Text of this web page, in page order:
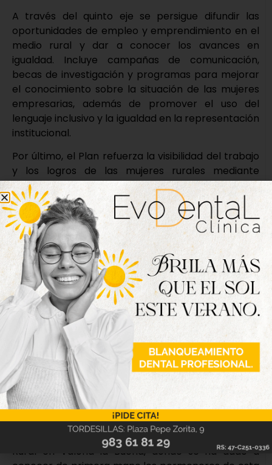
A través del quinto eje se persigue difundir las
oportunidades de empleo y emprendimiento en el
medio rural y dar a conocer los avances en
igualdad. Incluye campañas de comunicación,
becas de investigación y programas para mejorar
el conocimiento sobre la situación de las mujeres
empresarias, además de promover el uso del
lenguaje inclusivo y la igualdad en la representación
institucional.
Por último, el Plan refuerza la visibilidad del trabajo
y los logros de las mujeres rurales mediante
encuentros, jornadas, canales de networking y
eventos de reconocimiento. Se promoverá la
presencia femenina en los medios de
comunicación, la inclusión de la variable de género
en las estadísticas oficiales y el uso del lenguaje
inclusivo en todas las acciones institucionales.
Conrado Íscar ha destacado que «el III Plan de
Dinamización Económica para la Mujer Rural no es
solo un documento de trabajo, sino un compromiso
firme con el presente y el futuro de la provincia de
Valladolid. Queremos que las mujeres tengan las
mismas oportunidades, que puedan desarrollar su
talento y que encuentren en sus pueblos el espacio
donde crecer personal y profesionalmente».
Además, se ha presentado también a las mujeres
del Consejo Provincial de la Mujer durante los actos
de celebración del Día Internacional de la Mujer
Rural en Valoria la Buena, donde se ha dado a